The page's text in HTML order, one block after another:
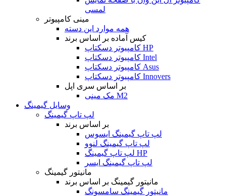
لمسی
مینی کامپیوتر
همه موارد این دسته
کیس آماده بر اساس برند
کامپیوتر دسکتاپ HP
کامپیوتر دسکتاپ Intel
کامپیوتر دسکتاپ Asus
کامپیوتر دسکتاپ Innovers
بر اساس سری اپل
مک مینی M2
وسایل گیمینگ
لپ تاپ گیمینگ
بر اساس برند
لپ تاپ گیمینگ ایسوس
لپ تاپ گیمینگ لنوو
لپ تاپ گیمینگ HP
لپ تاپ گیمینگ ایسر
مانیتور گیمینگ
مانیتور گیمینگ بر اساس برند
مانیتور گیمینگ سامسونگ